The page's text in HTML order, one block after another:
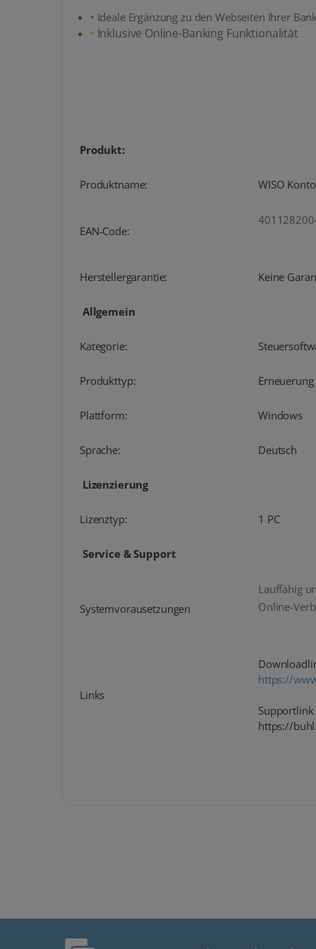
• Ideale Ergänzung zu den Webseiten Ihrer
• Inklusive Online-Banking Funktionalität
Produkt:
Produktname: WISO
EAN-Code:
Herstellergarantie: Keine
Allgemein
Kategorie:
Produkttyp:
Plattform: Windows
Sprache: Deutsch
Lizenzierung
Lizenztyp: 1 PC
Service & Support
Systemvorausetzungen
Lauffähig
Online-
Links
https://
Supportlink
https://